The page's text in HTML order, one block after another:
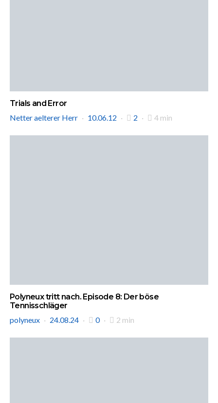
Trials and Error
Netter aelterer Herr
10.06.12 2 4 min
Polyneux tritt nach. Episode 8: Der böse
Tennisschläger
polyneux
24.08.24 0 2 min